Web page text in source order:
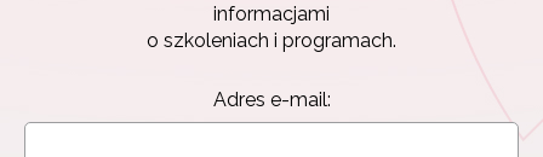
informacjami
o szkoleniach i programach.
Adres e-mail: